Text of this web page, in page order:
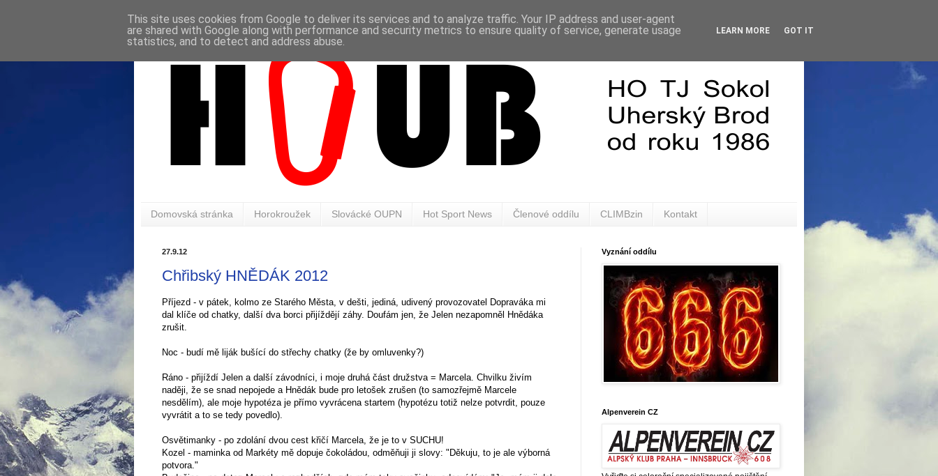
Domovská stránka Horokroužek Slovácké OUPN Hot Sport News Členové oddílu CLIMBzin Kontakt
27.9.12
Chřibský HNĚDÁK 2012
Příjezd - v pátek, kolmo ze Starého Města, v dešti, jediná, udivený provozovatel Dopraváka mi
dal klíče od chatky, další dva borci přijíždějí záhy. Doufám jen, že Jelen nezapomněl Hnědáka
zrušit.
Noc - budí mě liják bušící do střechy chatky (že by omluvenky?)
Ráno - přijíždí Jelen a další závodníci, i moje druhá část družstva = Marcela. Chvilku živím
naději, že se snad nepojede a Hnědák bude pro letošek zrušen (to samozřejmě Marcele
nesdělím), ale moje hypotéza je přímo vyvrácena startem (hypotézu totiž nelze potvrdit, pouze
vyvrátit a to se tedy povedlo).
Osvětimanky - po zdolání dvou cest křičí Marcela, že je to v SUCHU!
Kozel - maminka od Markéty mě dopuje čokoládou, odměňuji ji slovy: "Děkuju, to je ale výborná
potvora."
Vyznání oddílu
Alpenverein CZ
This site uses cookies from Google to deliver its services and to analyze traffic. Your IP address and user-agent
are shared with Google along with performance and security metrics to ensure quality of service, generate usage
statistics, and to detect and address abuse.
LEARN MORE GOT IT